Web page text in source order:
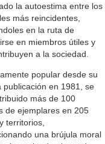
la autoestima entre los
más reincidentes,
en la ruta de
en miembros útiles y
a la sociedad.
popular desde su
publicación en 1981, se
más de 100
de ejemplares en 205
territorios,
una brújula moral